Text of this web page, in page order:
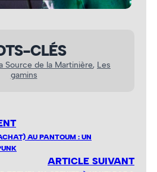
CLÉS
Source de la Martinière, Les
gamins
AU PANTOUM : UN
ARTICLE SUIVANT